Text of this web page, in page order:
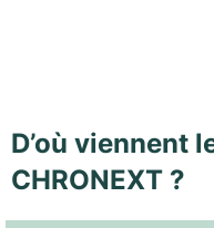
D’où viennent
CHRONEXT ?